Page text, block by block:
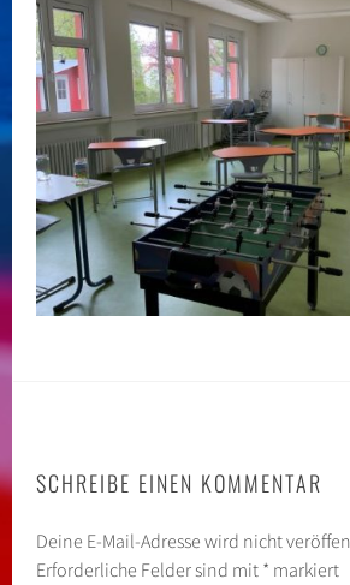
SCHREIBE EINEN KOMMENTAR
Deine E-Mail-Adresse wird nicht
Erforderliche Felder sind mit * markiert